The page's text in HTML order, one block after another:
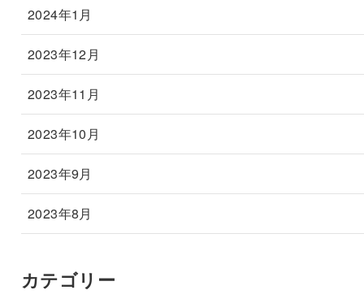
2024年1月
2023年12月
2023年11月
2023年10月
2023年9月
2023年8月
カテゴリー